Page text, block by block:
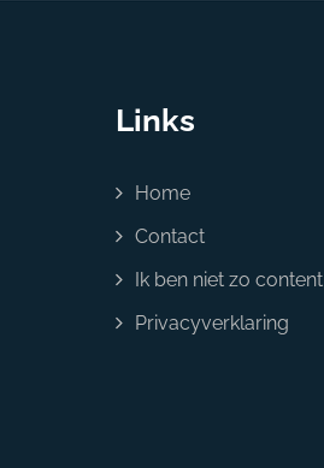
Links
Home
Contact
Ik ben niet zo content
Privacyverklaring